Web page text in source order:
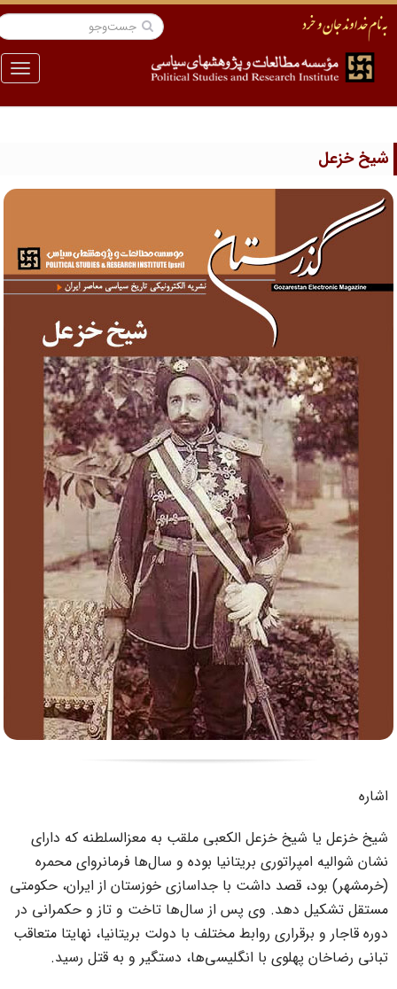
منو
خزعل
خزعل یا شیخ خزعل الکعبی ملقب به معزالسلطنه که دارای
شوالیه امپراتوری بریتانیا بوده و سال‌ها فرمانروای محمره
بود، قصد داشت با جداسازی خوزستان از ایران، حکومتی
تشکیل دهد. وی پس از سال‌ها تاخت و تاز و حکمرانی در
قاجار و برقراری روابط مختلف با دولت بریتانیا، نهایتا متعاقب
رضاخان پهلوی با انگلیسی‌ها، دستگیر و به قتل رسید.